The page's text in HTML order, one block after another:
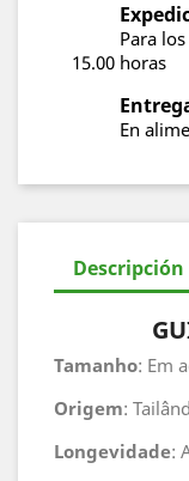
Para
15.00 horas
En
Descripción
Tamanho: Em
Origem:
Longevidade: